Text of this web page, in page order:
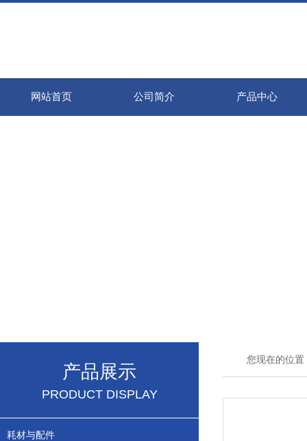
网站首页 公司简介 产品中心
产品展示
PRODUCT DISPLAY
耗材与配件
您现在的位置